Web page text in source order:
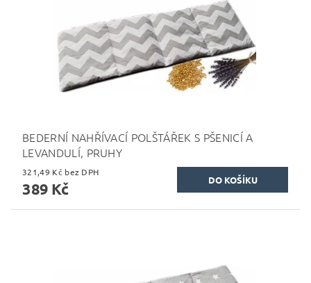
BEDERNÍ NAHŘÍVACÍ POLŠTÁŘEK S PŠENICÍ A
LEVANDULÍ, PRUHY
321,49 Kč bez DPH
389 Kč